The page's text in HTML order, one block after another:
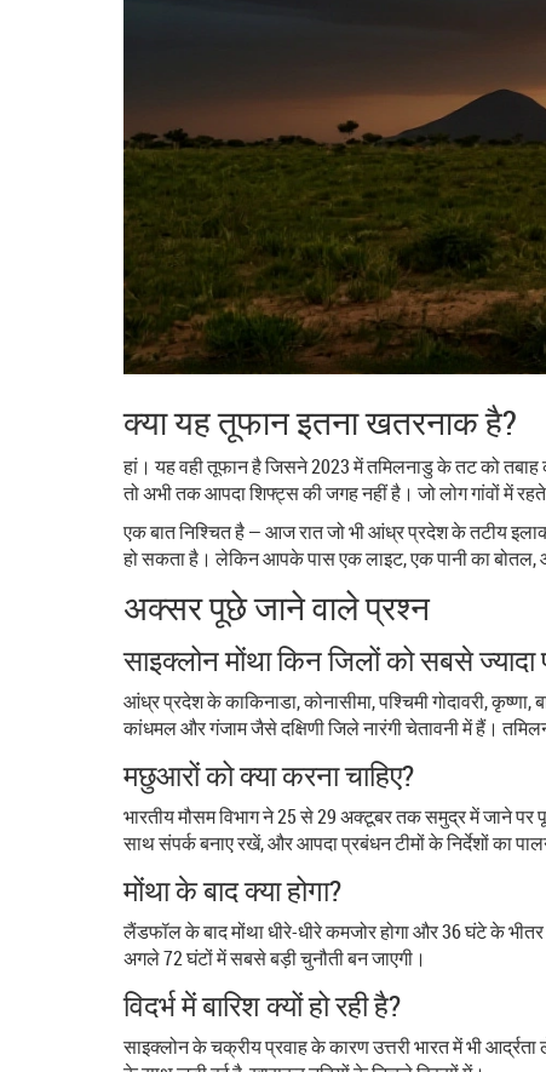
क्या यह तूफान इतना खतरनाक है?
हां। यह वही तूफान है जिसने 2023 में तमिलनाडु के तट को
तो अभी तक आपदा शिफ्ट्स की जगह नहीं है। जो लोग गांवों में
एक बात निश्चित है — आज रात जो भी आंध्र प्रदेश के तटीय
हो सकता है। लेकिन आपके पास एक लाइट, एक पानी का बोतल,
अक्सर पूछे जाने वाले प्रश्न
साइक्लोन मोंथा किन जिलों को सबसे ज्यादा
आंध्र प्रदेश के काकिनाडा, कोनासीमा, पश्चिमी गोदावरी,
कांधमल और गंजाम जैसे दक्षिणी जिले नारंगी चेतावनी में हैं।
मछुआरों को क्या करना चाहिए?
भारतीय मौसम विभाग ने 25 से 29 अक्टूबर तक समुद्र में जाने
साथ संपर्क बनाए रखें, और आपदा प्रबंधन टीमों के निर्देशों का
मोंथा के बाद क्या होगा?
लैंडफॉल के बाद मोंथा धीरे-धीरे कमजोर होगा और 36 घंटे के
अगले 72 घंटों में सबसे बड़ी चुनौती बन जाएगी।
विदर्भ में बारिश क्यों हो रही है?
साइक्लोन के चक्रीय प्रवाह के कारण उत्तरी भारत में भी